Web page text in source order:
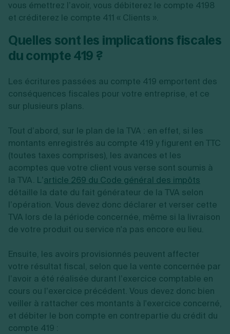
vous émettrez l’avoir, vous débiterez le compte 4198
et créditerez le compte 411 « Clients ».
Quelles sont les implications fiscales
du compte 419 ?
Les écritures passées au compte 419 emportent des
conséquences fiscales pour votre entreprise, et ce
sur plusieurs plans.
Tout d’abord, sur le plan de la TVA : en effet, si les
montants enregistrés au compte 419 y figurent en TTC
(toutes taxes comprises), les avances et les
acomptes que votre client vous verse sont soumis à
la TVA. L’article 269 du Code général des impôts
détaille la date du fait générateur de la TVA selon
l’opération. Vous devez donc déclarer et verser cette
TVA lors de la période concernée, même si la livraison
de votre produit ou service n'a pas encore eu lieu.
Ensuite, les avoirs provisionnés peuvent affecter
votre résultat fiscal, selon que la vente concernée par
l’avoir a été réalisée durant l’exercice comptable en
cours ou l’exercice précédent. Vous devez donc bien
veiller à rattacher ces montants à l'exercice concerné,
et débiter le bon compte en contrepartie du crédit du
compte 419 :